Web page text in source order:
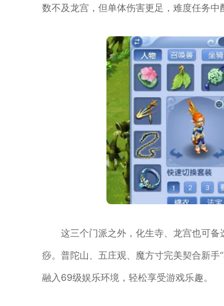
数不及龙宫，但单体伤害更足，难度任务中
这三个门派之外，化生寺、龙宫也可
痧。普陀山、五庄观、魔方寸完美契合新
融入69级娱乐环境，轻松享受游戏乐趣。